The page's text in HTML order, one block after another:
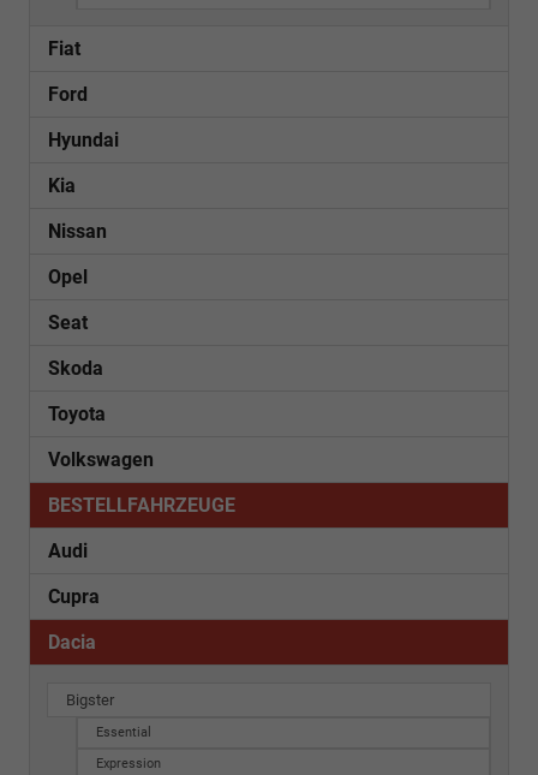
Fiat
Ford
Hyundai
Kia
Nissan
Opel
Seat
Skoda
Toyota
Volkswagen
BESTELLFAHRZEUGE
Audi
Cupra
Dacia
Bigster
Essential
Expression